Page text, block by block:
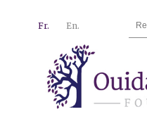
Fr. En.